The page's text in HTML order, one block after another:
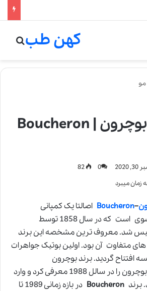
کهن طب
عطر ادکلن بوچرون | Boucheron
0
–
Boucheron اصالتا یک کمپانی
فرانسوی است که در سال 1858 توسط
شد. معروف ترين مشخصه اين برند
متفاوت آن بود. اولين بوتيک جواهرات
افتتاح گرديد. برند بوچرون
بوچرون را در سالل 1988 معرفی کرد و وارد
برند Boucheron
در بازه زمانی 1989 تا